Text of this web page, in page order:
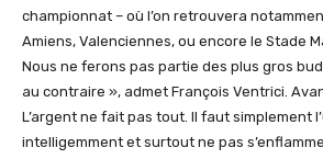
championnat – où l’on retrouvera
Amiens, Valenciennes, ou encore le Stade
Nous ne ferons pas partie des plus gros
au contraire », admet François Ventrici.
L’argent ne fait pas tout. Il faut simplement
intelligemment et surtout ne pas